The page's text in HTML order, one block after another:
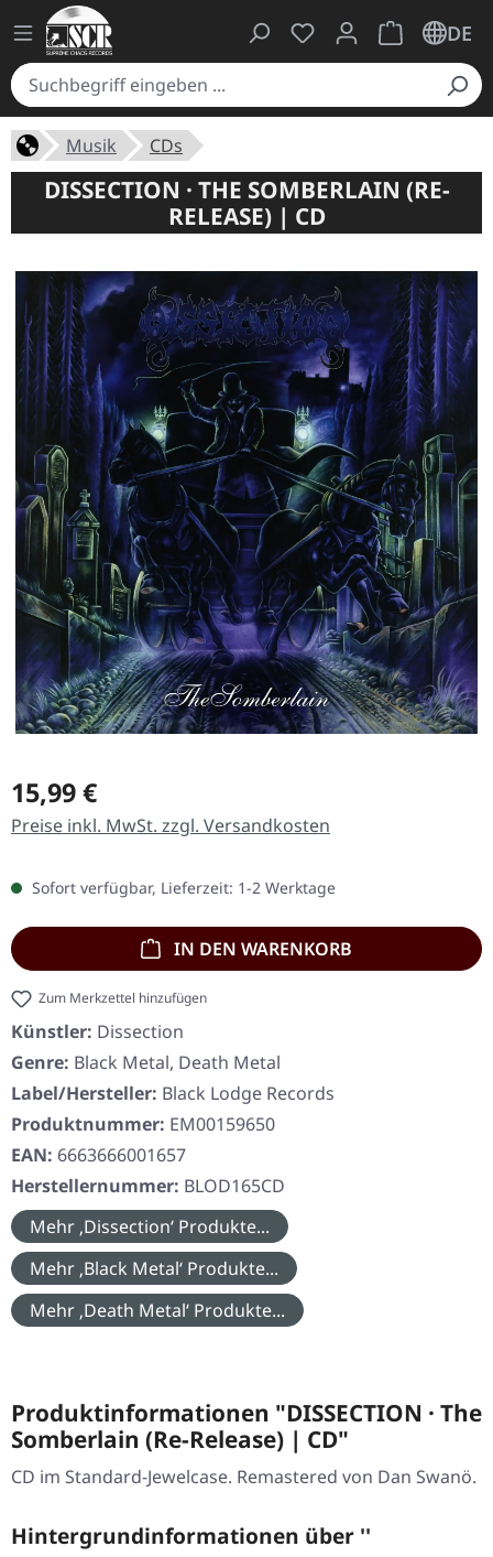
Du hast 0 Produkte
Warenkorb
DE
Musik CDs
DISSECTION · THE SOMBERLAIN (RE-
RELEASE) | CD
Regulärer Preis:
15,99 €
Preise inkl. MwSt. zzgl. Versandkosten
Sofort verfügbar, Lieferzeit: 1-2 Werktage
IN DEN WARENKORB
Zum Merkzettel hinzufügen
Künstler: Dissection
Genre: Black Metal, Death Metal
Label/Hersteller: Black Lodge Records
Produktnummer: EM00159650
EAN: 6663666001657
Herstellernummer: BLOD165CD
Mehr ‚Dissection‘ Produkte...
Mehr ‚Black Metal‘ Produkte...
Mehr ‚Death Metal‘ Produkte...
Produktinformationen "DISSECTION · The
Somberlain (Re-Release) | CD"
CD im Standard-Jewelcase. Remastered von Dan Swanö.
Hintergrundinformationen über ''